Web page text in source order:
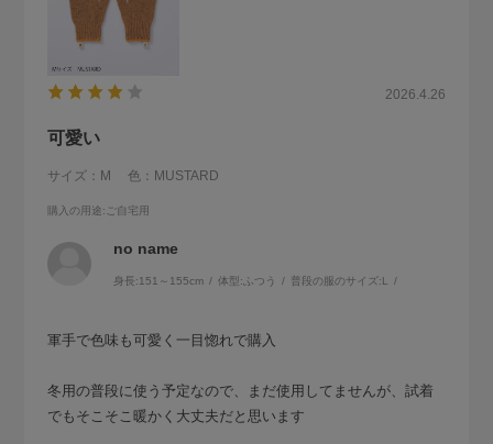
2026.4.26
可愛い
サイズ：M 色：MUSTARD
購入の用途:ご自宅用
no name
身長:151～155cm 体型: ふつう 普段の服のサイズ:L
軍手で色味も可愛く一目惚れで購入
冬用の普段に使う予定なので、まだ使用してませんが、試着
でもそこそこ暖かく大丈夫だと思います